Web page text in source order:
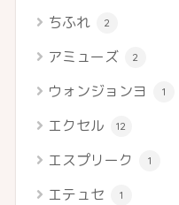
ちふれ 2
アミューズ 2
ウォンジョンヨ 1
エクセル 12
エスプリーク 1
エテュセ 1